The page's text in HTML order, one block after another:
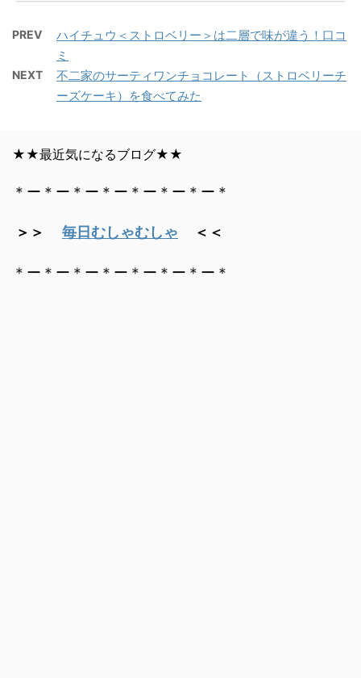
PREV
ハイチュウ＜ストロベリー＞は二層で味が違う！口コ
ミ
NEXT
不二家のサーティワンチョコレート（ストロベリーチ
ーズケーキ）を食べてみた
★★最近気になるブログ★★
＊ー＊ー＊ー＊ー＊ー＊ー＊ー＊
＞＞ 毎日むしゃむしゃ ＜＜
＊ー＊ー＊ー＊ー＊ー＊ー＊ー＊